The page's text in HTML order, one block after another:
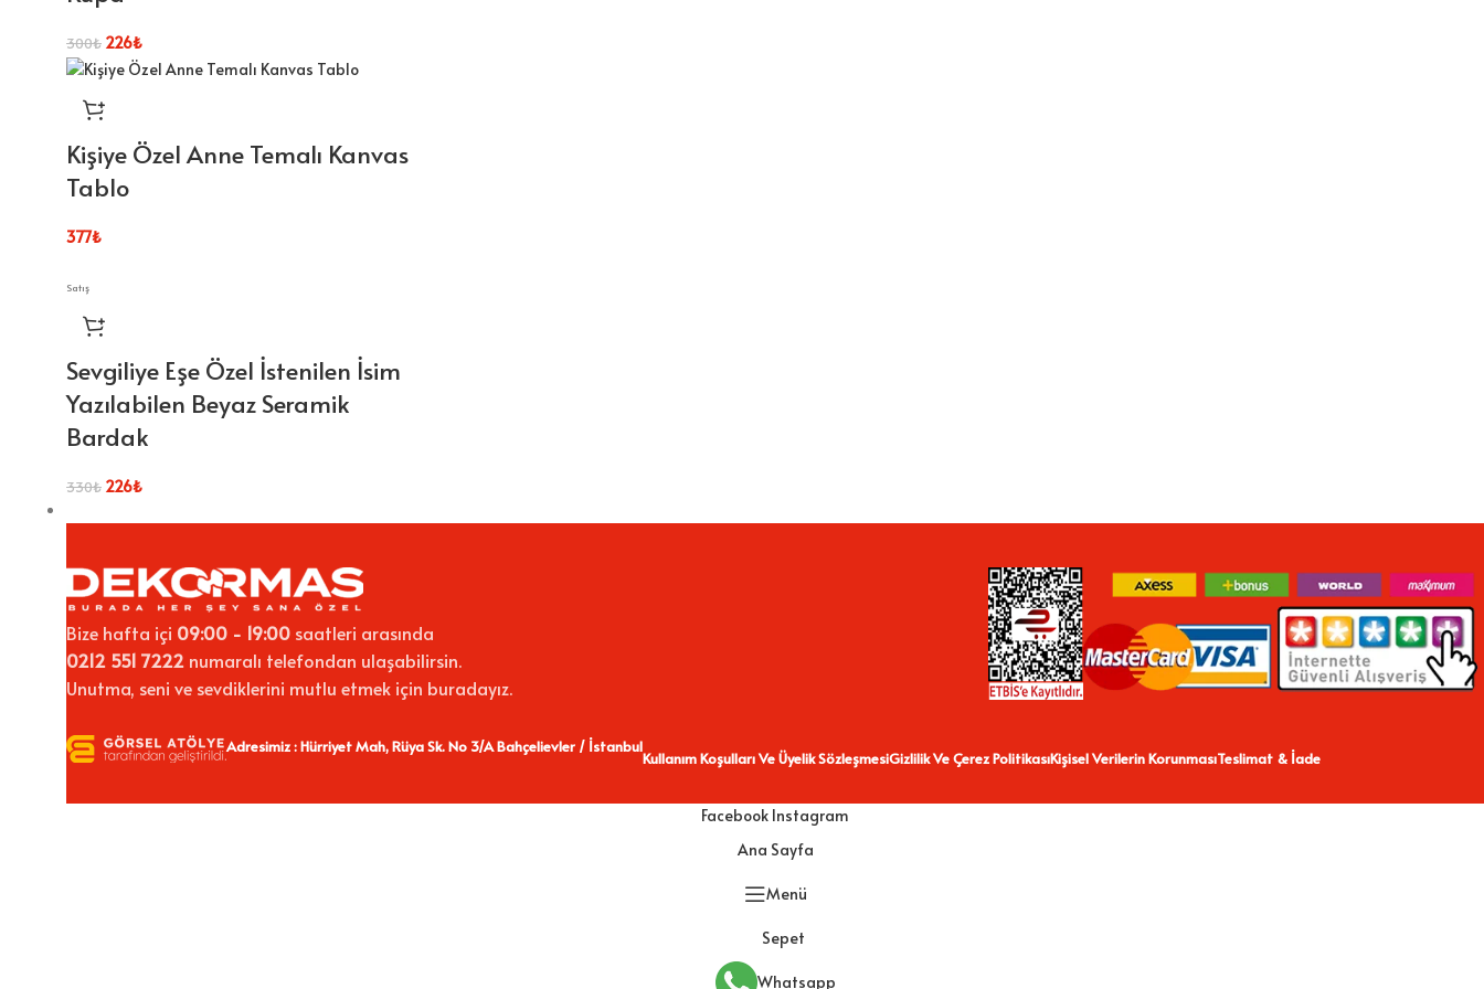
300₺ 226₺
Kişiye Özel Anne Temalı Kanvas
Tablo
377₺
Satış
Sevgiliye Eşe Özel İstenilen İsim
Yazılabilen Beyaz Seramik
Bardak
330₺ 226₺
Bize hafta içi 09:00 - 19:00 saatleri arasında
0212 551 7222 numaralı telefondan ulaşabilirsin.
Unutma, seni ve sevdiklerini mutlu etmek için buradayız.
Adresimiz : Hürriyet Mah, Rüya Sk. No 3/A Bahçelievler / İstanbul
Kullanım Koşulları Ve Üyelik SözleşmesiGizlilik Ve Çerez PolitikasıKişisel Verilerin KorunmasıTeslimat & İade
Facebook Instagram
Ana Sayfa
Menü
Sepet
Whatsapp